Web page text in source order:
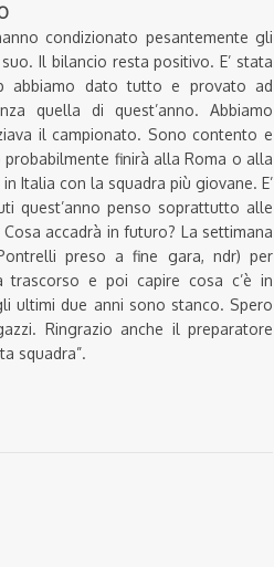
condizionato pesantemente gli
Il bilancio resta positivo. E’ stata
abbiamo dato tutto e provato ad
quella di quest’anno. Abbiamo
il campionato. Sono contento e
finirà alla Roma o alla
Italia con la squadra più giovane. E’
quest’anno penso soprattutto alle
accadrà in futuro? La settimana
preso a fine gara, ndr) per
trascorso e poi capire cosa c’è in
ultimi due anni sono stanco. Spero
Ringrazio anche il preparatore
squadra”.